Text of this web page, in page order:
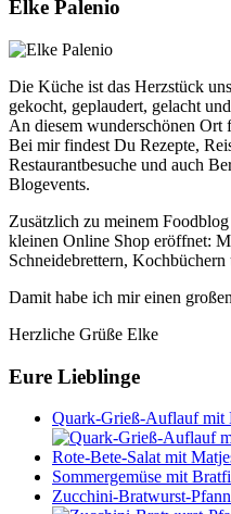
Elke Palenio
Die Küche ist das Herzstück
gekocht, geplaudert, gelacht
An diesem wunderschönen Ort
Bei mir findest Du Rezepte,
Restaurantbesuche und auch
Blogevents.
Zusätzlich zu meinem
kleinen Online Shop eröffnet:
Schneidebrettern,
Damit habe ich mir einen
Herzliche Grüße Elke
Eure Lieblinge
Quark-Grieß-Auflauf mit
Rote-Bete-Salat mit
Sommergemüse mit
Zucchini-Bratwurst-